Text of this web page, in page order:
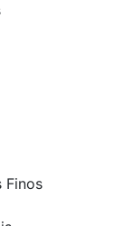
Finos